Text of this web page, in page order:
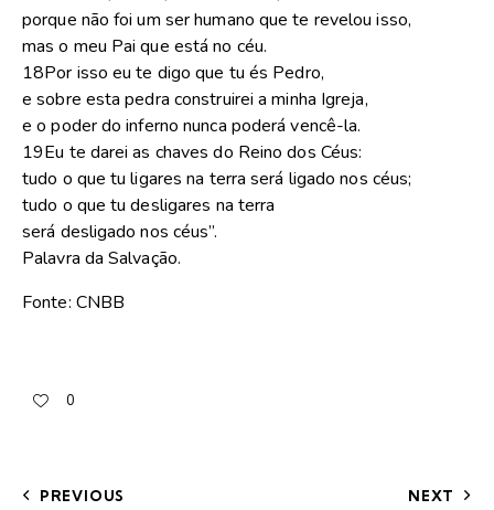
porque não foi um ser humano que te revelou isso,
mas o meu Pai que está no céu.
18Por isso eu te digo que tu és Pedro,
e sobre esta pedra construirei a minha Igreja,
e o poder do inferno nunca poderá vencê-la.
19Eu te darei as chaves do Reino dos Céus:
tudo o que tu ligares na terra será ligado nos céus;
tudo o que tu desligares na terra
será desligado nos céus”.
Palavra da Salvação.
Fonte: CNBB
0
PREVIOUS NEXT